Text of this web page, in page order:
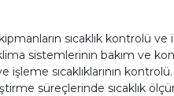
sıcaklık kontrolü ve
sistemlerinin bakım ve
işleme sıcaklıklarının kontrolü.
süreçlerinde sıcaklık